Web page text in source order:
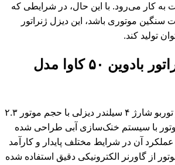
۴۴ کیلووات به کار می‌رود. با این حال، در شرایطی که
سنگین موتوری باشد، این دیزل ژنراتور
ویژگی‌ دیزل ژنراتور بادوین ۵۰ کاوا مدل
این ژنراتور از یک موتور توربو شارژ ۴ سیلندر دیزلی با حجم موتور ۲.۳
با سیستم خنک‌سازی آبی طراحی شده
آن در شرایط مختلف پایدار و کارآمد
از گاورنر الکترونیکی دقیق استفاده شده